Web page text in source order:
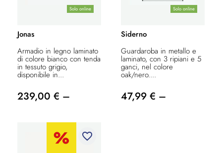
Solo online
Jonas
Armadio in legno laminato
di colore bianco con tenda
in tessuto grigio,
disponibile in...
239,00 € –
Solo online
Siderno
Guardaroba in metallo e
laminato, con 3 ripiani e 5
ganci, nel colore
oak/nero....
47,99 € –
favorite_border